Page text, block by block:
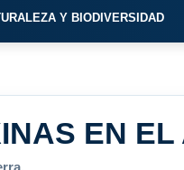
Y BIODIVERSIDAD
EN EL